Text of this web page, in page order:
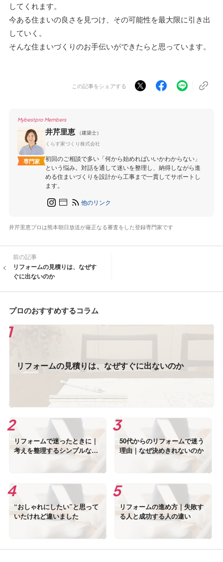
してくれます。
今ある住まいの良さを見つけ、その可能性を最大限に引き出
していく。
そんな住まいづくりのお手伝いができたらと思っています。
この記事をシェアする
Mybestpro Members
専門家
井芹里恵
（建築士）
くらす家づくり株式会社
初回のご相談で多い「何から始めればいいかわからない」
という悩み。対話を通して迷いを整理し、納得しながら進
める住まいづくりを設計から工事まで一貫してサポートし
ます。
他のリンク
井芹里恵プロは熊本朝日放送が厳正なる審査をした登録専門家です
前の記事
リフォームの見積りは、なぜす
ぐに出ないのか
プロのおすすめするコラム
リフォームの見積りは、なぜすぐに出ないのか
リフォームで迷ったときに｜
考えを整理するシンプルな方
50代からのリフォームで迷う
理由｜なぜ決めきれないのか
“おしゃれにしたい”と思って
いたけれど違いました
リフォームの進め方｜失敗す
る人と成功する人の違い